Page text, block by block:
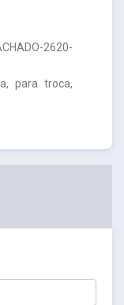
2620-
para troca,